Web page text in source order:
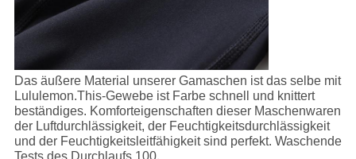
Das äußere Material unserer Gamaschen ist das selbe mit
Lululemon.This-Gewebe ist Farbe schnell und knittert
beständiges. Komforteigenschaften dieser Maschenwaren
der Luftdurchlässigkeit, der Feuchtigkeitsdurchlässigkeit
und der Feuchtigkeitsleitfähigkeit sind perfekt. Waschende
Tests des Durchlaufs 100.